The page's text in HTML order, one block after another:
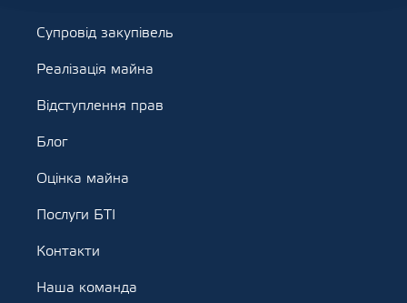
Супровід закупівель
Реалізація майна
Відступлення прав
Блог
Оцінка майна
Послуги БТІ
Контакти
Наша команда